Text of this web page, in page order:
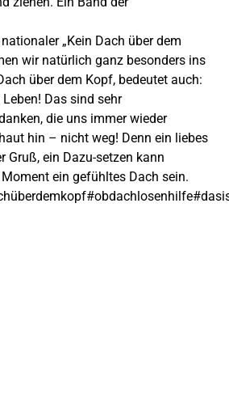
„Kein Dach über dem
wir natürlich ganz besonders ins
über dem Kopf, bedeutet auch:
Das sind sehr
die uns immer wieder
hin – nicht weg! Denn ein liebes
Gruß, ein Dazu-setzen kann
ein gefühltes Dach sein.
#obdachlosenhilfe